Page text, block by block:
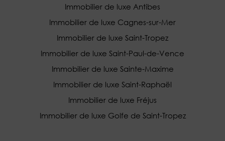
Immobilier de luxe Antibes
Immobilier de luxe Cagnes-sur-Mer
Immobilier de luxe Saint-Tropez
Immobilier de luxe Saint-Paul-de-Vence
Immobilier de luxe Sainte-Maxime
Immobilier de luxe Saint-Raphaël
Immobilier de luxe Fréjus
Immobilier de luxe Golfe de Saint-Tropez